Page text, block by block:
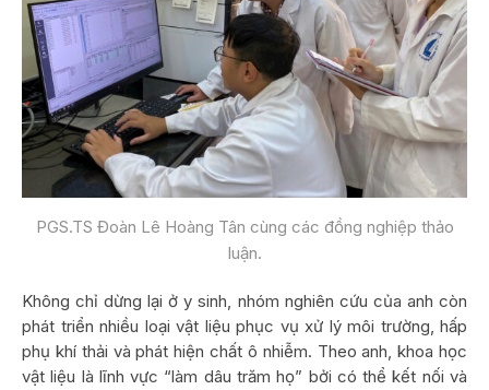
PGS.TS Đoàn Lê Hoàng Tân cùng các đồng nghiệp thảo
luận.
Không chỉ dừng lại ở y sinh, nhóm nghiên cứu của anh còn
phát triển nhiều loại vật liệu phục vụ xử lý môi trường, hấp
phụ khí thải và phát hiện chất ô nhiễm. Theo anh, khoa học
vật liệu là lĩnh vực “làm dâu trăm họ” bởi có thể kết nối và